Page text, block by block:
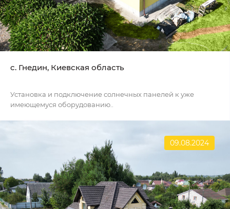
c. Гнедин, Киевская область
Установка и подключение солнечных панелей к уже
имеющемуся оборудованию..
09.08.2024